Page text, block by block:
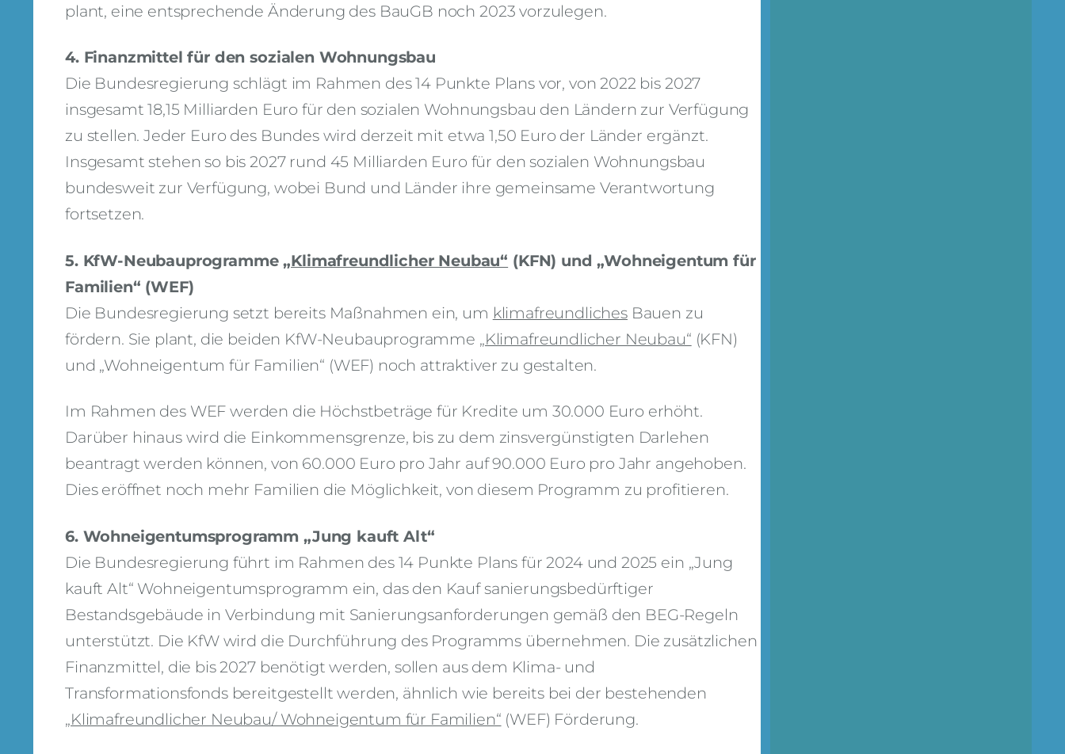
plant, eine entsprechende Änderung des BauGB noch 2023 vorzulegen.
4. Finanzmittel für den sozialen Wohnungsbau
Die Bundesregierung schlägt im Rahmen des 14 Punkte Plans vor, von 2022 bis 2027
insgesamt 18,15 Milliarden Euro für den sozialen Wohnungsbau den Ländern zur Verfügung
zu stellen. Jeder Euro des Bundes wird derzeit mit etwa 1,50 Euro der Länder ergänzt.
Insgesamt stehen so bis 2027 rund 45 Milliarden Euro für den sozialen Wohnungsbau
bundesweit zur Verfügung, wobei Bund und Länder ihre gemeinsame Verantwortung
fortsetzen.
5. KfW-Neubauprogramme„Klimafreundlicher Neubau“ (KFN) und „Wohneigentum für
Familien“ (WEF)
Die Bundesregierung setzt bereits Maßnahmen ein, um klimafreundlichesBauen zu
fördern. Sie plant, die beiden KfW-Neubauprogramme „Klimafreundlicher Neubau“ (KFN)
und „Wohneigentum für Familien“ (WEF) noch attraktiver zu gestalten.
Im Rahmen des WEF werden die Höchstbeträge für Kredite um 30.000 Euro erhöht.
Darüber hinaus wird die Einkommensgrenze, bis zu dem zinsvergünstigten Darlehen
beantragt werden können, von 60.000 Euro pro Jahr auf 90.000 Euro pro Jahr angehoben.
Dies eröffnet noch mehr Familien die Möglichkeit, von diesem Programm zu profitieren.
6. Wohneigentumsprogramm „Jung kauft Alt“
Die Bundesregierung führt im Rahmen des 14 Punkte Plans für 2024 und 2025 ein „Jung
kauft Alt“ Wohneigentumsprogramm ein, das den Kauf sanierungsbedürftiger
Bestandsgebäude in Verbindung mit Sanierungsanforderungen gemäß den BEG-Regeln
unterstützt. Die KfW wird die Durchführung des Programms übernehmen. Die zusätzlichen
Finanzmittel, die bis 2027 benötigt werden, sollen aus dem Klima- und
Transformationsfonds bereitgestellt werden, ähnlich wie bereits bei der bestehenden
„Klimafreundlicher Neubau/ Wohneigentum für Familien“ (WEF) Förderung.